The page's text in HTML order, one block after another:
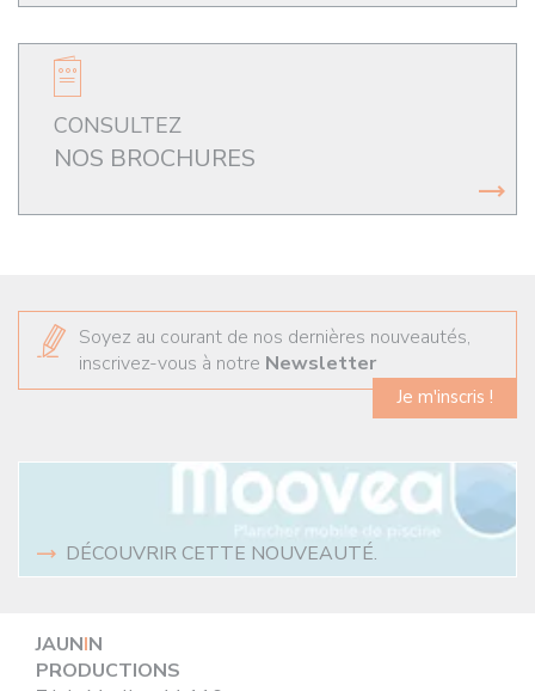
CONSULTEZ
NOS BROCHURES
Soyez au courant de nos dernières nouveautés,
inscrivez-vous à notre Newsletter
Je m'inscris !
DÉCOUVRIR CETTE NOUVEAUTÉ.
JAUNIN
PRODUCTIONS